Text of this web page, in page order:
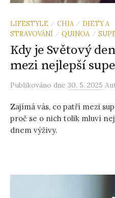
LIFESTYLE / CHIA / DIETY A
STRAVOVÁNÍ
/ QUINOA /
Kdy je Světový
mezi nejlepší
Publikováno dne 30. 5. 2025
Zajímá vás, co patří mezi
proč se o nich tolik mluví
dnem výživy.